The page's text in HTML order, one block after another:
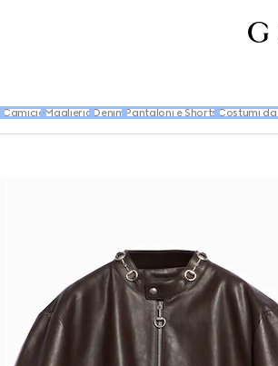
CamicieMaglieria Denim Pantaloni e Shorts Costumi da